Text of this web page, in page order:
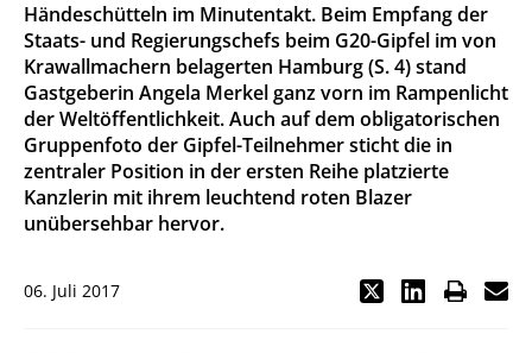
Händeschütteln im Minutentakt. Beim Empfang der
Staats- und Regierungschefs beim G20-Gipfel im von
Krawallmachern belagerten Hamburg (S. 4) stand
Gastgeberin Angela Merkel ganz vorn im Rampenlicht
der Weltöffentlichkeit. Auch auf dem obligatorischen
Gruppenfoto der Gipfel-Teilnehmer sticht die in
zentraler Position in der ersten Reihe platzierte
Kanzlerin mit ihrem leuchtend roten Blazer
unübersehbar hervor.
06. Juli 2017